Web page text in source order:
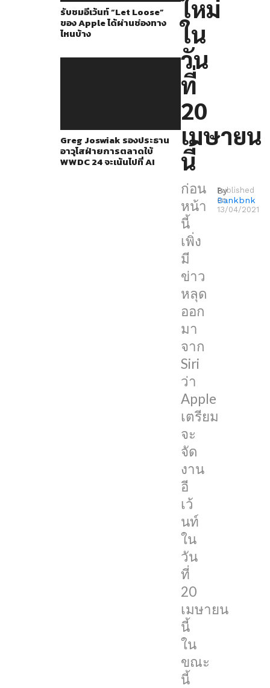
รับชมอีเว้นท์ “Let Loose”
ของ Apple ได้ผ่านช่องทาง
ไหนบ้าง
Greg Joswiak รองประธาน
อาวุโสฝ่ายการตลาดใบ้
WWDC 24 จะเน้นไปที่ AI
ใหม่
ใน
วัน
ที่
20
เมษายน
นี้
ก่อน
หน้า
นี้
เพิ่ง
มี
ข่าว
หลุด
ออก
มา
จาก
Siri
ว่า
Apple
เตรียม
จะ
จัด
งาน
อี
เว้
นท์
ใน
วัน
ที่
20
เมษายน
นี้
ใน
ขณะ
นี้
By
Bankbnk
Published
on
13/04/2021
จัด
งาน
อี
เว้
นท์
ใน
วัน
ที่
20
เมษายน
นี้
ใน
ขณะ
นี้
Apple
ได้
ส่ง
บัตร
เชิญ
ประกาศ
จัด
งาน
อย่าง
เป็น
ทางการ
แล้ว
ใน
ชื่อ
“Spring
Loaded”
โดย
จะ
เป็นการ
จัด
งาน
แบบ
ออนไลน์
ทั้งหมด